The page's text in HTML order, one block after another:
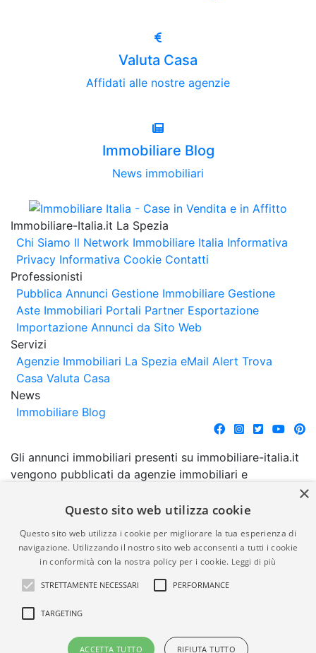
Valuta Casa
Affidati alle nostre agenzie
Immobiliare Blog
News immobiliari
Immobiliare-Italia.it La Spezia
Chi Siamo Il Network Immobiliare Italia Informativa
Privacy Informativa Cookie Contatti
Professionisti
Pubblica Annunci Gestione Immobiliare Gestione
Aste Immobiliari Portali Partner Esportazione
Importazione Annunci da Sito Web
Servizi
Agenzie Immobiliari La Spezia eMail Alert Trova
Casa Valuta Casa
News
Immobiliare Blog
Gli annunci immobiliari presenti su immobiliare-italia.it
vengono pubblicati da agenzie immobiliari e
comporta l'approvazione o l'avallo da parte di
garanzia da parte di quest'ultima. immobiliare-italia.it
quindi non è responsabile della veridicità, della
correttezza, della completezza, della normativa in
materia di privacy e/o di alcun altro aspetto dei
suddetti annunci.
© Copyright 2007 - 2026
Powered by
×
Questo sito web utilizza cookie
Questo sito web utilizza i cookie per migliorare la tua esperienza di
navigazione. Utilizzando il nostro sito web acconsenti a tutti i cookie
in conformità con la nostra policy per i cookie. Leggi di più
STRETTAMENTE NECESSARI PERFORMANCE
TARGETING
ACCETTA TUTTO RIFIUTA TUTTO